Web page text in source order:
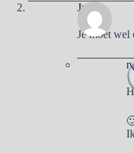
Jules
Je moet wel